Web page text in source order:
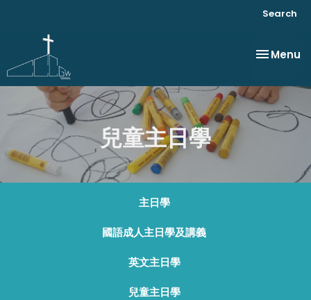
Search
Toggle
Menu
兒童主日學
主日學
國語成人主日學及講義
英文主日學
兒童主日學